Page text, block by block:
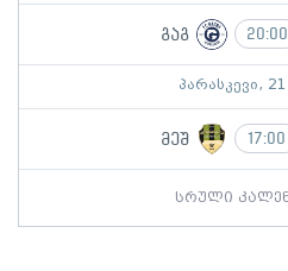
გაგ 20:00
პარასკევი,
მეშ 17:00
სრული